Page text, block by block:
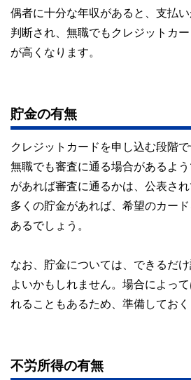
偶者に十分な年収があると、支払
判断され、無職でもクレジットカ
が高くなります。
貯金の有無
クレジットカードを申し込む段階で
無職でも審査に通る場合があるよ
があれば審査に通るかは、公表され
多くの貯金があれば、希望のカー
あるでしょう。
なお、貯金については、できるだ
よいかもしれません。場合によっ
れることもあるため、準備しておく
不労所得の有無